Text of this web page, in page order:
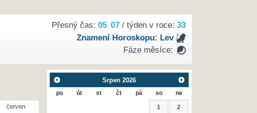
Přesný čas: 05 07/ týden v roce: 33
Znamení Horoskopu: Lev
Fáze měsíce:
červen
Srpen 2026
po út st čt pá so ne
1 2